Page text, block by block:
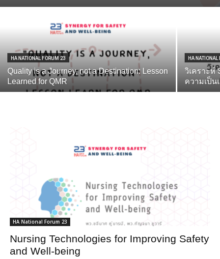
HA NATIONAL FORUM 23
Quality is a Journey, not a Destination: Lesson
Learned for QMR
HA
วิเคราะห์
ความเป็น
HA National Forum 23
Nursing Technologies for Improving Safety
and Well-being